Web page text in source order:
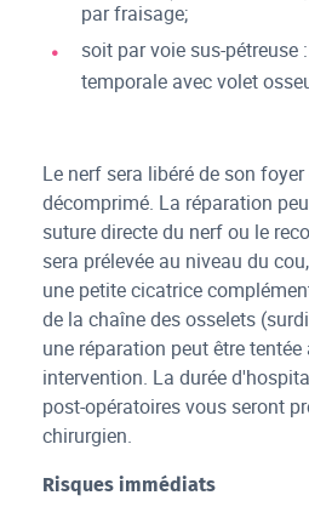
par fraisage;
soit par voie sus-pétreuse
temporale avec volet
Le nerf sera libéré de son
décomprimé. La réparation
suture directe du nerf ou le
sera prélevée au niveau du
une petite cicatrice
de la chaîne des osselets
une réparation peut être
intervention. La durée
post-opératoires vous seront
chirurgien.
Risques immédiats